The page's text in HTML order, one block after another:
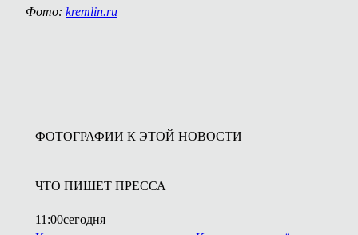
Фото: kremlin.ru
ФОТОГРАФИИ К ЭТОЙ НОВОСТИ
ЧТО ПИШЕТ ПРЕССА
11:00сегодня